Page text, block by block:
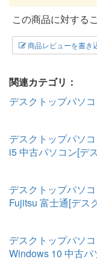
この商品に対する
商品レビューを書き
関連カテゴリ：
デスクトップパソ
デスクトップパソ
i5 中古パソコン[デ
デスクトップパソ
Fujitsu 富士通[デス
デスクトップパソ
Windows 10 中古